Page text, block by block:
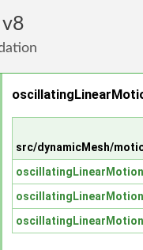
8
Foundation
src/dynamicMesh/